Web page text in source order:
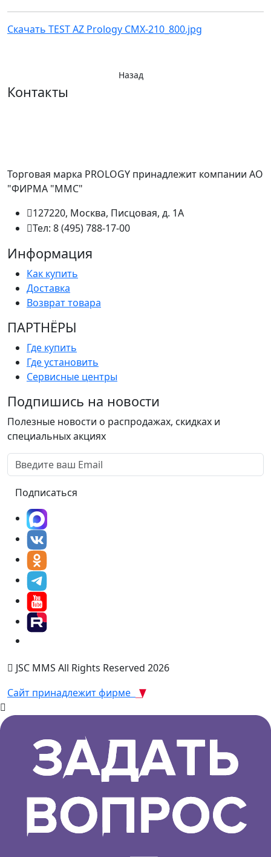
Скачать TEST AZ Prology CMX-210_800.jpg
Назад
Контакты
Торговая марка PROLOGY принадлежит компании АО
"ФИРМА "ММС"
127220, Москва, Писцовая, д. 1А
Тел: 8 (495) 788-17-00
Информация
Как купить
Доставка
Возврат товара
ПАРТНËРЫ
Где купить
Где установить
Сервисные центры
Подпишись на новости
Полезные новости о распродажах, скидках и
специальных акциях
Подписаться
JSC MMS All Rights Reserved 2026
Сайт принадлежит фирме